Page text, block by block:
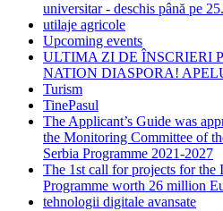
universitar - deschis până pe
utilaje agricole
Upcoming events
ULTIMA ZI DE ÎNSCRIERI
NATION DIASPORA!
Turism
TinePasul
The Applicant’s Guide was
the Monitoring Committee of
Serbia Programme 2021-2027
The 1st call for projects for the
Programme worth 26 million
tehnologii digitale avansate